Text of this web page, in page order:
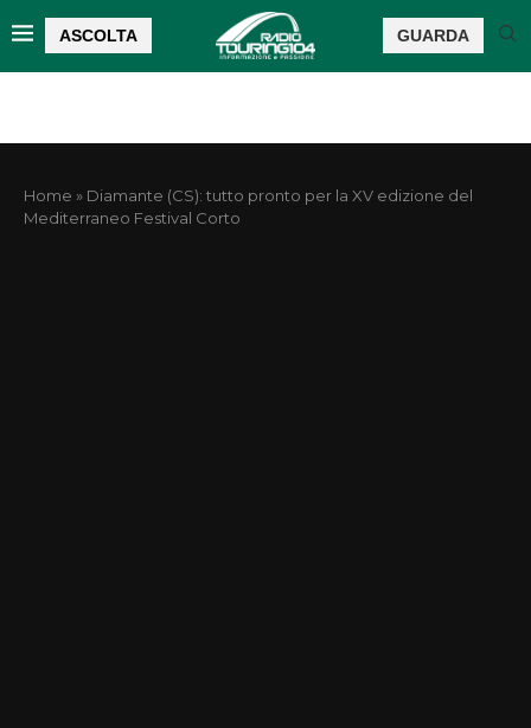
ASCOLTA GUARDA
Home » Diamante (CS): tutto pronto per la XV edizione del
Mediterraneo Festival Corto